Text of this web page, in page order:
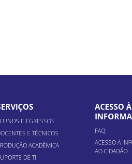
E EGRESSOS
E TÉCNICOS
ACADÊMICA
DE TI
ACESSO À
FAQ
ACESSO À
AO CIDADÃO